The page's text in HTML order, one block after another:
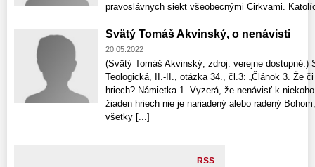
pravoslávnych siekt všeobecnými Cirkvami.
Svätý Tomáš Akvinský, o nenávisti
20.05.2022
(Svätý Tomáš Akvinský, zdroj: verejne dostupné.)
Teologická, II.-II., otázka 34., čl.3: „Článok 3. Že
hriech? Námietka 1. Vyzerá, že nenávisť k
žiaden hriech nie je nariadený alebo radený
všetky [...]
RSS